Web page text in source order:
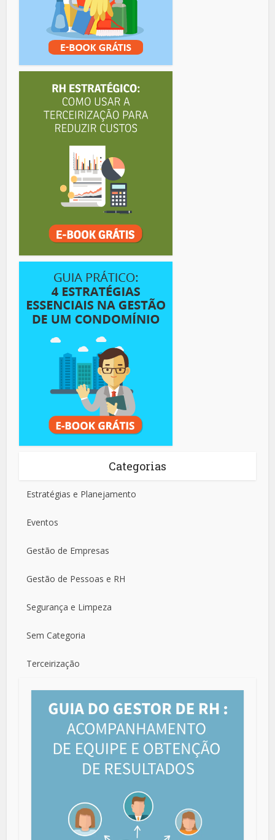
Categorias
Estratégias e Planejamento
Eventos
Gestão de Empresas
Gestão de Pessoas e RH
Segurança e Limpeza
Sem Categoria
Terceirização